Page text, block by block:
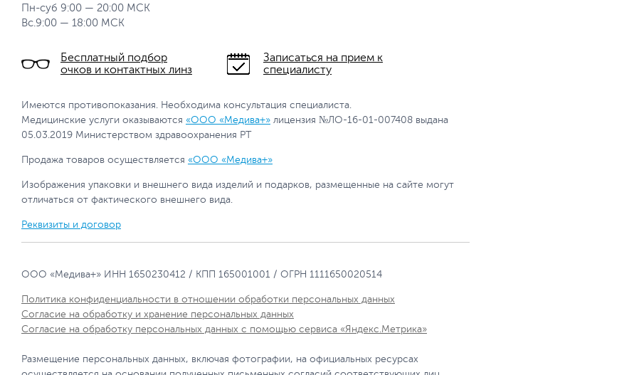
Пн-суб 9:00 — 20:00 МСК
Вс.9:00 — 18:00 МСК
Бесплатный подбор
очков и контактных линз
Записаться на прием к
специалисту
Имеются противопоказания. Необходима консультация специалиста.
Медицинские услуги оказываются «ООО «Медива+» лицензия №ЛО-16-01-007408 выдана
05.03.2019 Министерством здравоохранения РТ
Продажа товаров осуществляется «ООО «Медива+»
Изображения упаковки и внешнего вида изделий и подарков, размещенные на сайте могут
отличаться от фактического внешнего вида.
Реквизиты и договор
ООО «Медива+» ИНН 1650230412 / КПП 165001001 / ОГРН 1111650020514
Политика конфиденциальности в отношении обработки персональных данных
Согласие на обработку и хранение персональных данных
Согласие на обработку персональных данных с помощью сервиса «Яндекс.Метрика»
Размещение персональных данных, включая фотографии, на официальных ресурсах